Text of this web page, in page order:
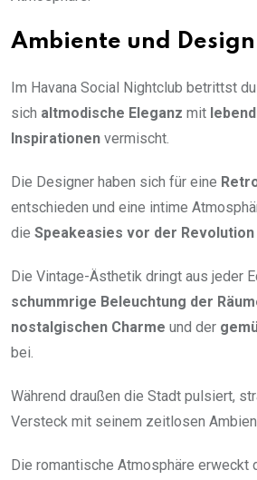
Ambiente und Design
Im Havana Social Nightclub betrittst
sich altmodische Eleganz mit
Inspirationen vermischt.
Die Designer haben sich für eine
entschieden und eine intime
die Speakeasies vor der Revolution
Die Vintage-Ästhetik dringt aus jeder
schummrige Beleuchtung der
nostalgischen Charme und der
bei.
Während draußen die Stadt pulsiert,
Versteck mit seinem zeitlosen
Die romantische Atmosphäre erweckt